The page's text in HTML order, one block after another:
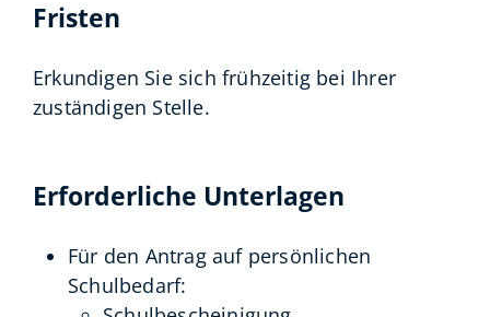
Fristen
Erkundigen Sie sich frühzeitig bei Ihrer
zuständigen Stelle.
Erforderliche Unterlagen
Für den Antrag auf persönlichen
Schulbedarf: